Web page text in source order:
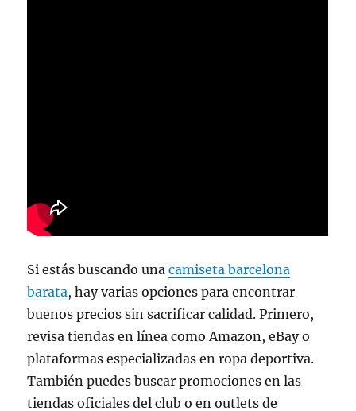
Si estás buscando unacamiseta barcelona
barata, hay varias opciones para encontrar
buenos precios sin sacrificar calidad. Primero,
revisa tiendas en línea como Amazon, eBay o
plataformas especializadas en ropa deportiva.
También puedes buscar promociones en las
tiendas oficiales del club o en outlets de